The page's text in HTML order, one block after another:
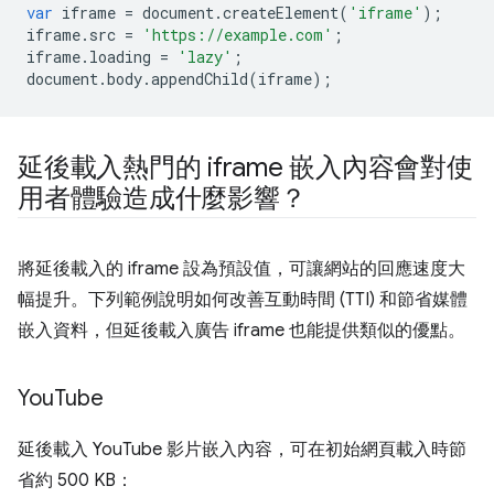
var iframe = document.createElement( 'iframe' );
iframe. src = 'https://example.com' ;
iframe. loading = 'lazy' ;
document.body.appendChild(iframe);
延後載入熱門的 iframe 嵌入內容會對使
用者體驗造成什麼影響？
將延後載入的 iframe 設為預設值，可讓網站的回應速度大
幅提升。下列範例說明如何改善互動時間 (TTI) 和節省媒體
嵌入資料，但延後載入廣告 iframe 也能提供類似的優點。
YouTube
延後載入 YouTube 影片嵌入內容，可在初始網頁載入時節
省約 500 KB：